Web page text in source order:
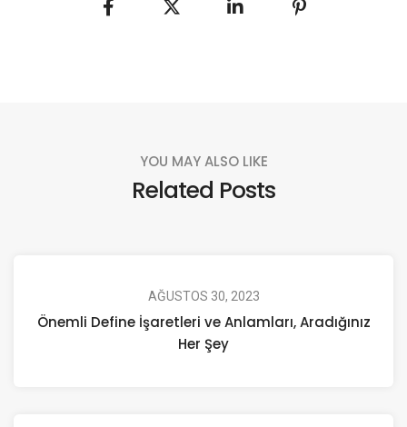
YOU MAY ALSO LIKE
Related Posts
AĞUSTOS 30, 2023
Önemli Define İşaretleri ve Anlamları, Aradığınız
Her Şey